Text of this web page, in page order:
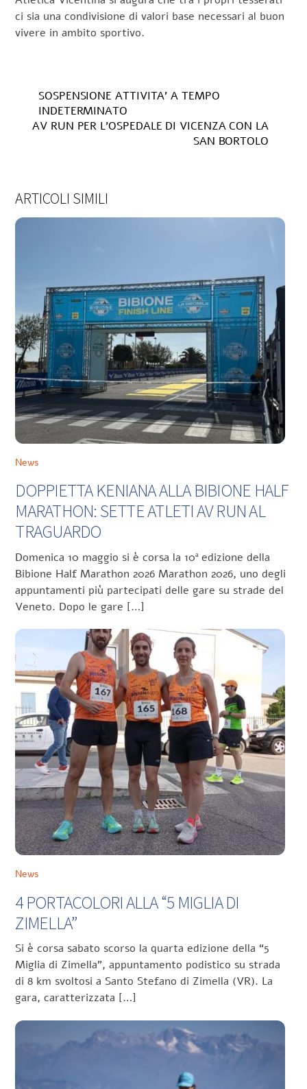
ci sia una condivisione di valori base necessari al buon
vivere in ambito sportivo.
SOSPENSIONE ATTIVITA’ A TEMPO
INDETERMINATO
AV RUN PER L’OSPEDALE DI VICENZA CON LA
SAN BORTOLO
ARTICOLI SIMILI
News
DOPPIETTA KENIANA ALLA BIBIONE HALF
MARATHON: SETTE ATLETI AV RUN AL
TRAGUARDO
Domenica 10 maggio si è corsa la 10ª edizione della
Bibione Half Marathon 2026 Marathon 2026, uno degli
appuntamenti più partecipati delle gare su strade del
Veneto. Dopo le gare […]
News
4 PORTACOLORI ALLA “5 MIGLIA DI
ZIMELLA”
Si è corsa sabato scorso la quarta edizione della “5
Miglia di Zimella”, appuntamento podistico su strada
di 8 km svoltosi a Santo Stefano di Zimella (VR). La
gara, caratterizzata […]